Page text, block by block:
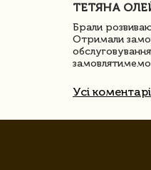
ТЕТЯНА
Брали
Отримали
Усі коментарі